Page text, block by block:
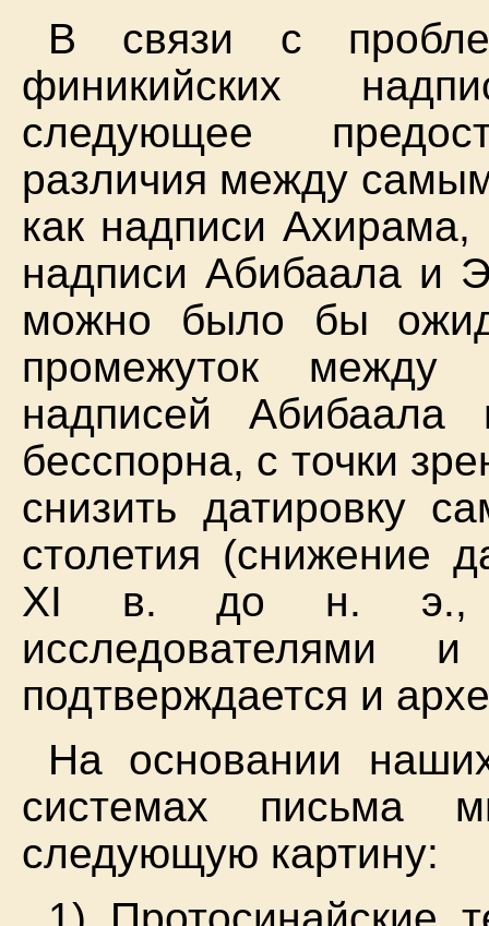
В связи с
финикийских
следующее
различия между
как надписи
надписи Абибаала и
можно было бы
промежуток между
надписей
бесспорна, с точки
снизить датировку
столетия (снижение
XI в. до н. э.,
исследователями
подтверждается и
На основании
системах письма
следующую картину: